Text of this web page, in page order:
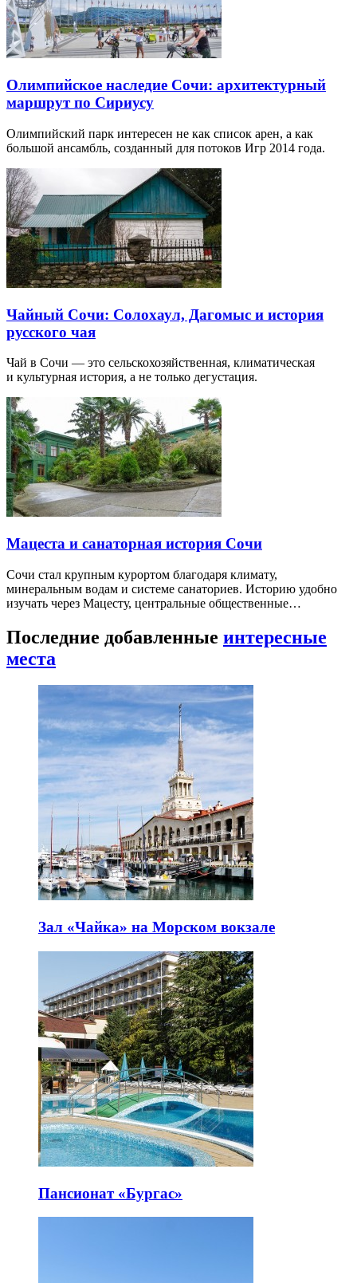
Олимпийское наследие Сочи: архитектурный
маршрут по Сириусу
Олимпийский парк интересен не как список арен, а как
большой ансамбль, созданный для потоков Игр 2014 года.
Чайный Сочи: Солохаул, Дагомыс и история
русского чая
Чай в Сочи — это сельскохозяйственная, климатическая
и культурная история, а не только дегустация.
Мацеста и санаторная история Сочи
Сочи стал крупным курортом благодаря климату,
минеральным водам и системе санаториев. Историю удобно
изучать через Мацесту, центральные общественные…
Последние добавленные интересные
места
Зал «Чайка» на Морском вокзале
Пансионат «Бургас»